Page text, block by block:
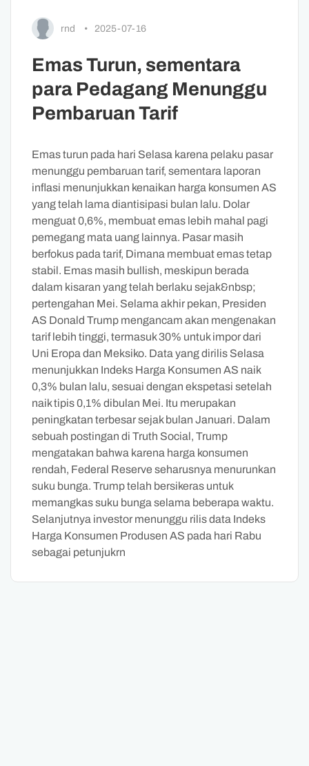
rnd • 2025-07-16
Emas Turun, sementara
para Pedagang Menunggu
Pembaruan Tarif
Emas turun pada hari Selasa karena pelaku pasar
menunggu pembaruan tarif, sementara laporan
inflasi menunjukkan kenaikan harga konsumen AS
yang telah lama diantisipasi bulan lalu. Dolar
menguat 0,6%, membuat emas lebih mahal pagi
pemegang mata uang lainnya. Pasar masih
berfokus pada tarif, Dimana membuat emas tetap
stabil. Emas masih bullish, meskipun berada
dalam kisaran yang telah berlaku sejak&nbsp;
pertengahan Mei. Selama akhir pekan, Presiden
AS Donald Trump mengancam akan mengenakan
tarif lebih tinggi, termasuk 30% untuk impor dari
Uni Eropa dan Meksiko. Data yang dirilis Selasa
menunjukkan Indeks Harga Konsumen AS naik
0,3% bulan lalu, sesuai dengan ekspetasi setelah
naik tipis 0,1% dibulan Mei. Itu merupakan
peningkatan terbesar sejak bulan Januari. Dalam
sebuah postingan di Truth Social, Trump
mengatakan bahwa karena harga konsumen
rendah, Federal Reserve seharusnya menurunkan
suku bunga. Trump telah bersikeras untuk
memangkas suku bunga selama beberapa waktu.
Selanjutnya investor menunggu rilis data Indeks
Harga Konsumen Produsen AS pada hari Rabu
sebagai petunjukrn